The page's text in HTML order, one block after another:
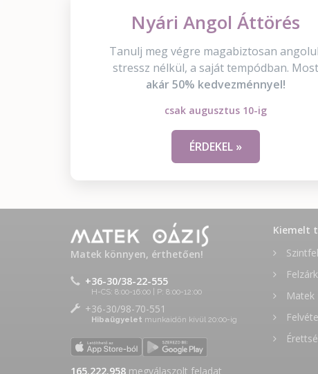
Nyári Angol Áttörés
Tanulj meg végre magabiztosan
stressz nélkül, a saját tempódban. Most
akár 50% kedvezménnyel!
csak augusztus 10-ig
ÉRDEKEL »
Matek könnyen, érthetően!
+36-30/38-22-555
H-CS: 8:00-16:00 | P: 8:00-12:00
+36-30/98-70-551
Hibaügyelet munkaidőn kívül 20:00-ig
165.222.958 megválaszolt feladat
Kiemelt
Matek